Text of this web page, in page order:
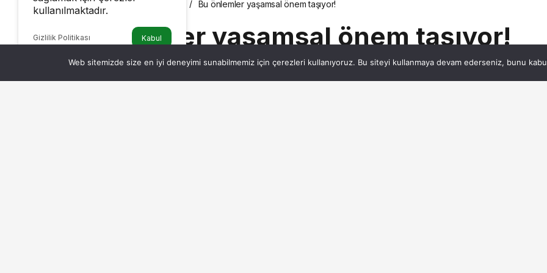
Haberler SAĞLIK Bu önlemler yaşamsal önem taşıyor!
Bu önlemler yaşamsal önem taşıyor!
Admintarafından yayınlandı
kullanılmaktadır.
Gizlilik Politikası Kabul
Web sitemizde size en iyi deneyimi sunabilmemiz için çerezleri kullanıyoruz. Bu siteyi kullanmaya devam ederseniz, bunu